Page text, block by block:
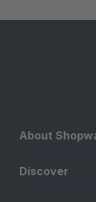
About
Discover